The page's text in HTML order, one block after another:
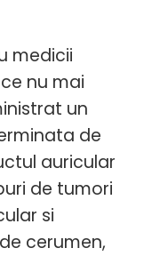
medicii
nu mai
un
de
auricular
de tumori
si
cerumen,